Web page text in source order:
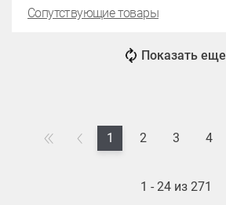
Сопутствующие товары
Показать еще
1 2 3 4
1 - 24 из 271